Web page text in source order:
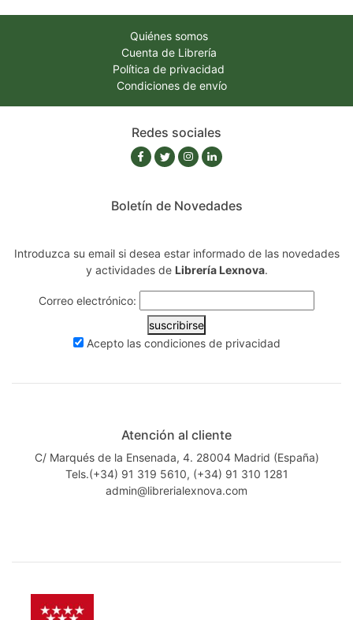
Quiénes somos
Cuenta de Librería
Política de privacidad
Condiciones de envío
Redes sociales
Boletín de Novedades
Introduzca su email si desea estar informado de las novedades
y actividades de Librería Lexnova.
Correo electrónico:
suscribirse
Acepto las condiciones de privacidad
Atención al cliente
C/ Marqués de la Ensenada, 4. 28004 Madrid (España)
Tels.(+34) 91 319 5610, (+34) 91 310 1281
admin@librerialexnova.com